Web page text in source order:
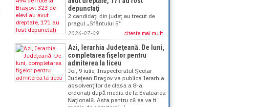
depunctaţi
2 candidaţi din judeţ au trecut de
pragul „Sfântului 5”
2026-07-09 citeste mai mult
Azi, Ierarhia Judeţeană. De luni,
completarea fişelor pentru
admiterea la liceu
Joi, 9 iulie, Inspectoratul Şcolar
Judeţean Braşov va publica Ierarhia
absolvenţilor de clasa a 8-a,
ordonaţi după media de la Evaluarea
Naţională. Asta pentru că ea va fi